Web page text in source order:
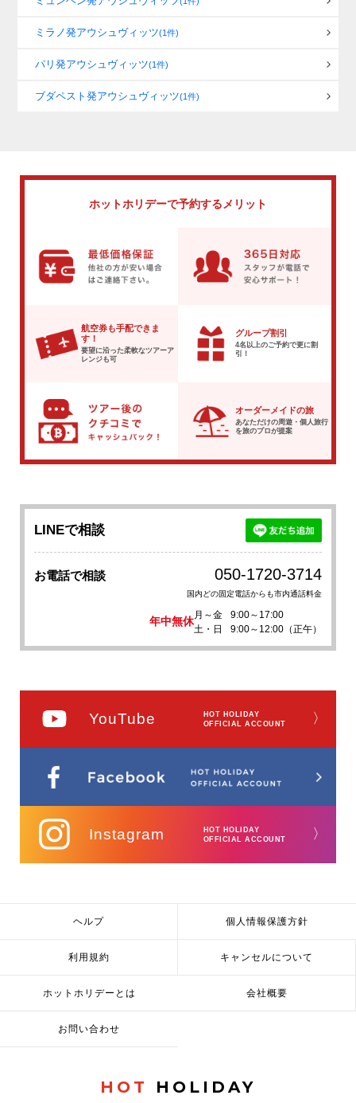
ミラノ発アウシュヴィッツ(1件)
パリ発アウシュヴィッツ(1件)
ブダペスト発アウシュヴィッツ(1件)
ホットホリデーで予約するメリット
航空券も手配できま
す！
要望に沿った柔軟なツアーア
レンジも可
グループ割引
4名以上のご予約で更に割
引！
オーダーメイドの旅
あなただけの周遊・個人旅行
を旅のプロが提案
LINEで相談
お電話で相談 050-1720-3714
国内どの固定電話からも市内通話料金
年中無休
月～金
9:00～17:00
土・日
9:00～12:00（正午）
YouTube
HOT HOLIDAY
OFFICIAL ACCOUNT
〉
Instagram
HOT HOLIDAY
OFFICIAL ACCOUNT
〉
ヘルプ 個人情報保護方針
利用規約 キャンセルについて
ホットホリデーとは 会社概要
お問い合わせ
HOT HOLIDAY